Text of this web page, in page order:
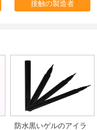
接触の製造者
防水黒いゲルのアイラ